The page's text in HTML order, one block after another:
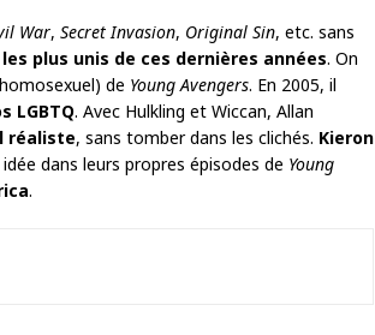
War, Secret Invasion, Original Sin, etc. sans
plus unis de ces dernières années. On
de Young Avengers. En 2005, il
LGBTQ. Avec Hulkling et Wiccan, Allan
réaliste, sans tomber dans les clichés. Kieron
dans leurs propres épisodes de Young
.